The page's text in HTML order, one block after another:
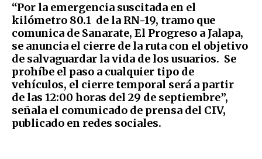
“Por la emergencia suscitada en el
kilómetro 80.1 de la RN-19, tramo que
comunica de Sanarate, El Progreso a Jalapa,
se anuncia el cierre de la ruta con el objetivo
de salvaguardar la vida de los usuarios. Se
prohíbe el paso a cualquier tipo de
vehículos, el cierre temporal será a partir
de las 12:00 horas del 29 de septiembre”,
señala el comunicado de prensa del CIV,
publicado en redes sociales.